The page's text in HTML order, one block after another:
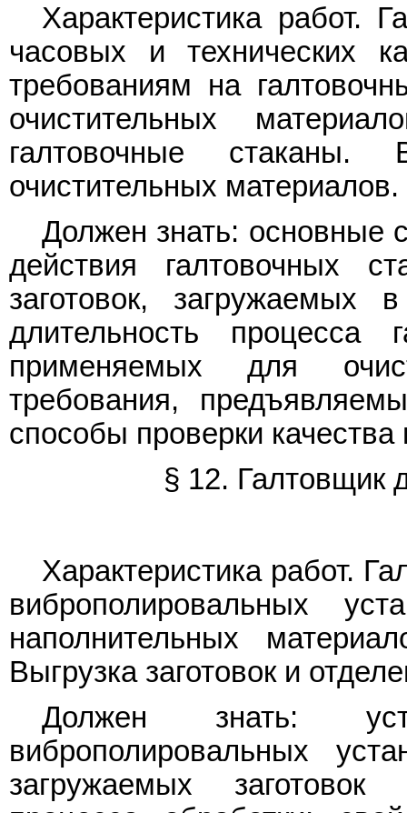
Характеристика работ.
часовых и технических
требованиям на
очистительных
галтовочные стаканы.
очистительных материалов.
Должен знать: основные
действия галтовочных
заготовок, загружаемых
длительность процесса
применяемых для
требования,
способы проверки качества
§ 12. Галтовщик
Характеристика работ.
виброполировальных
наполнительных
Выгрузка заготовок и
Должен знать:
виброполировальных
загружаемых